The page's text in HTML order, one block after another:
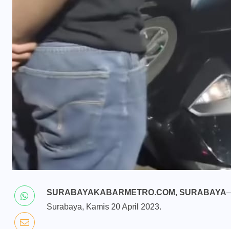
SURABAYAKABARMETRO.COM, SURABAYA
Surabaya, Kamis 20 April 2023.